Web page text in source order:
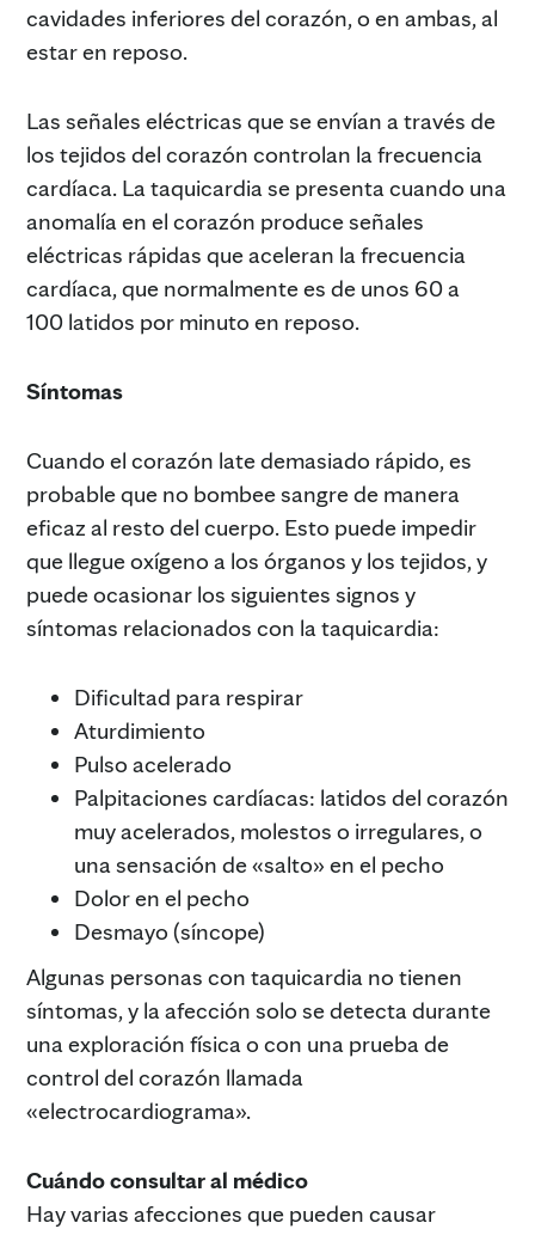
cavidades inferiores del corazón, o en ambas, al
estar en reposo.
Las señales eléctricas que se envían a través de
los tejidos del corazón controlan la frecuencia
cardíaca. La taquicardia se presenta cuando una
anomalía en el corazón produce señales
eléctricas rápidas que aceleran la frecuencia
cardíaca, que normalmente es de unos 60 a
100 latidos por minuto en reposo.
Síntomas
Cuando el corazón late demasiado rápido, es
probable que no bombee sangre de manera
eficaz al resto del cuerpo. Esto puede impedir
que llegue oxígeno a los órganos y los tejidos, y
puede ocasionar los siguientes signos y
síntomas relacionados con la taquicardia:
Dificultad para respirar
Aturdimiento
Pulso acelerado
Palpitaciones cardíacas: latidos del corazón
muy acelerados, molestos o irregulares, o
una sensación de «salto» en el pecho
Dolor en el pecho
Desmayo (síncope)
Algunas personas con taquicardia no tienen
síntomas, y la afección solo se detecta durante
una exploración física o con una prueba de
control del corazón llamada
«electrocardiograma».
Cuándo consultar al médico
Hay varias afecciones que pueden causar